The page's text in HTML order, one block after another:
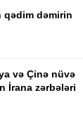
qədim dəmirin
və Çinə nüvə
İrana zərbələri